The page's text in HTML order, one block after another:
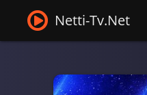
Netti-Tv.Net